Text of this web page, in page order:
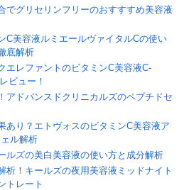
でグリセリンフリーのおすすすめ美容液
C美容液ルミエールヴァイタルCの使い
底解析
エレファントのビタミンC美容液C-
ビュー！
アドバンスドクリニカルズのペプチドセ
あり？エトヴォスのビタミンC美容液ア
ル解析
ルズの美白美容液の使い方と成分解析
析！キールズの夜用美容液ミッドナイト
トレート